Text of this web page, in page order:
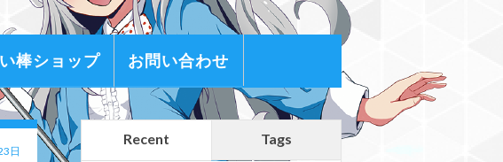
棒ショップ お問い合わせ
日
Recent Tags